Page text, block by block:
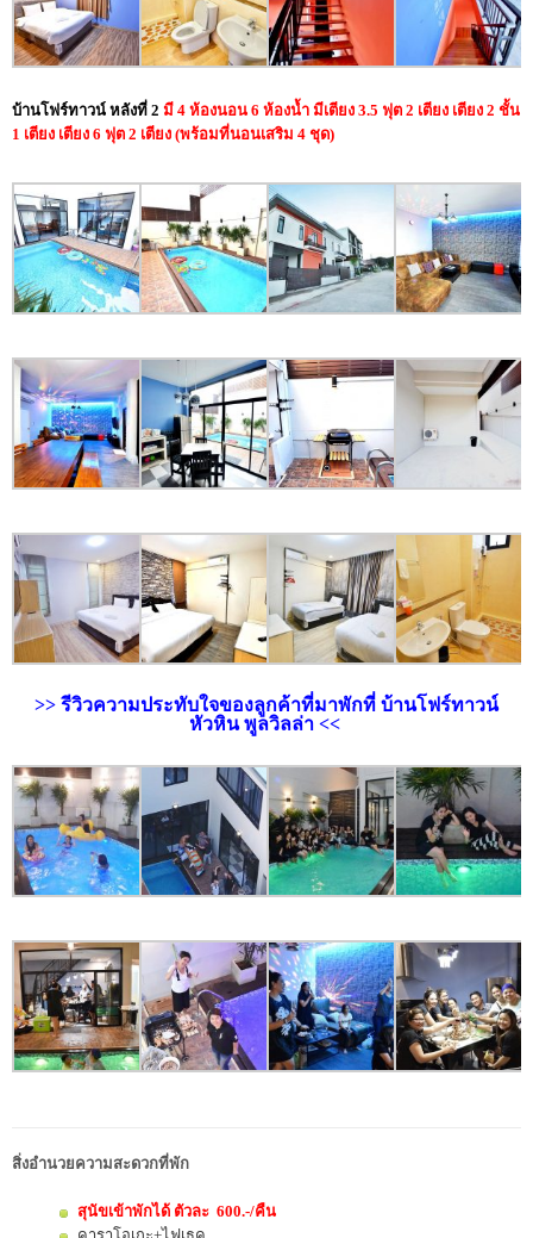
บ้านโฟร์ทาวน์ หลังที่ 2 มี 4 ห้องนอน 6 ห้องน้ำ มีเตียง 3.5 ฟุต 2 เตียง เตียง 2 ชั้น
1 เตียง เตียง 6 ฟุต 2 เตียง (พร้อมที่นอนเสริม 4 ชุด)
>> รีวิวความประทับใจของลูกค้าที่มาพักที่ บ้านโฟร์ทาวน์
หัวหิน พูลวิลล่า <<
สิ่งอำนวยความสะดวกที่พัก
สุนัขเข้าพักได้ ตัวละ 600.-/คืน